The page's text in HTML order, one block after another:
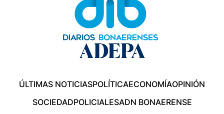
ÚLTIMAS NOTICIASPOLÍTICAECONOMÍAOPINIÓN
SOCIEDADPOLICIALESADN BONAERENSE